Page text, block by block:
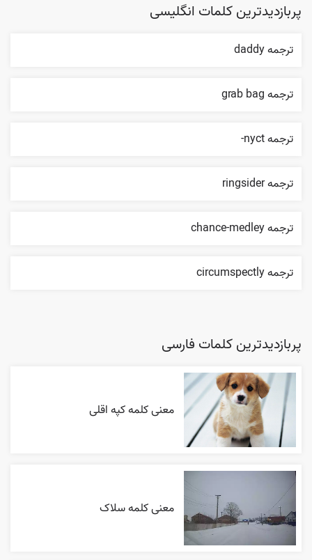
پربازدیدترین کلمات انگلیسی
ترجمه daddy
ترجمه grab bag
ترجمه nyct-
ترجمه ringsider
ترجمه chance-medley
ترجمه circumspectly
پربازدیدترین کلمات فارسی
معنی کلمه کپه اقلی
معنی کلمه سلاک